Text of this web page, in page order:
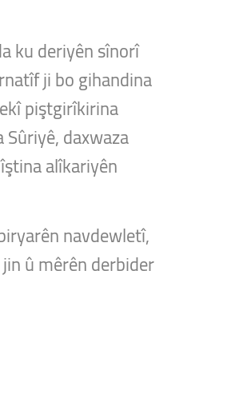
ku deriyên sînorî
ji bo gihandina
piştgirîkirina
daxwaza
alîkariyên
navdewletî,
û mêrên derbider